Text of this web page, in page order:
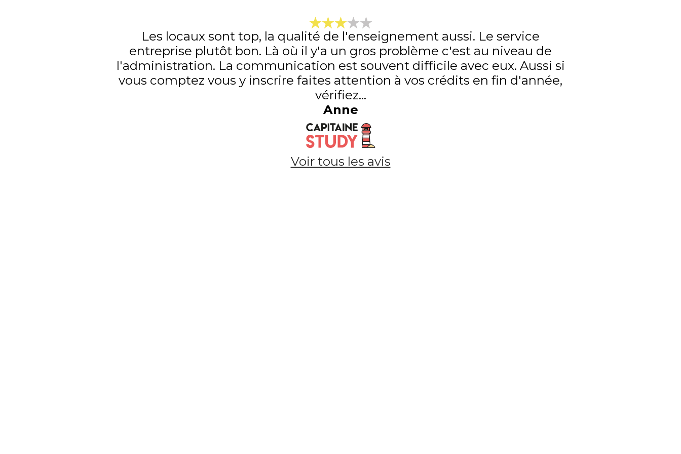
Les locaux sont top, la qualité de l'enseignement aussi. Le service
entreprise plutôt bon. Là où il y'a un gros problème c'est au niveau de
l'administration. La communication est souvent difficile avec eux. Aussi si
vous comptez vous y inscrire faites attention à vos crédits en fin d'année,
vérifiez...
Anne
Voir tous les avis